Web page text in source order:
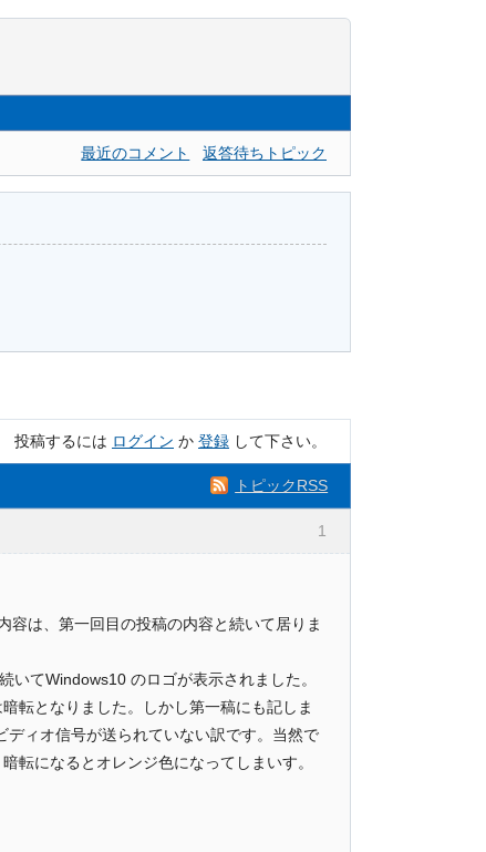
最近のコメント 返答待ちトピック
投稿するには ログイン か 登録 して下さい。
トピックRSS
1
は、第一回目の投稿の内容と続いて居りま
てWindows10 のロゴが表示されました。
転となりました。しかし第一稿にも記しま
ィオ信号が送られていない訳です。当然で
転になるとオレンジ色になってしまいす。